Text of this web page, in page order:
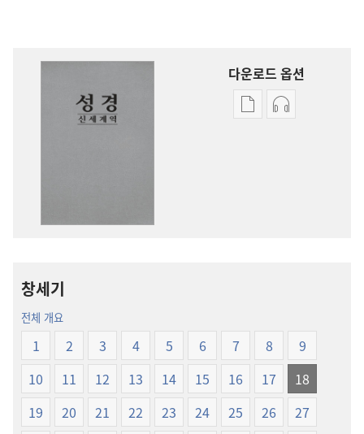
다운로드 옵션
출판물오디오
창세기
전체 개요
1 2 3 4 5 6 7 8
9
10
11 12 13 14 15 16 17
18
19
20 21 22 23 24 25 26
27